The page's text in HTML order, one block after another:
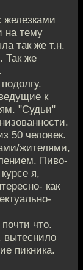
на тему
так же т.н.
Так же
к
"Судьи"
50 человек.
жителями,
Пиво-
я,
как
что.
вытеснило
пикника.